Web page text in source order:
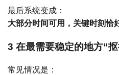
最后系统变成：
大部分时间可用，关键时刻恰
3 在最需要稳定的地方“
常见情况是：